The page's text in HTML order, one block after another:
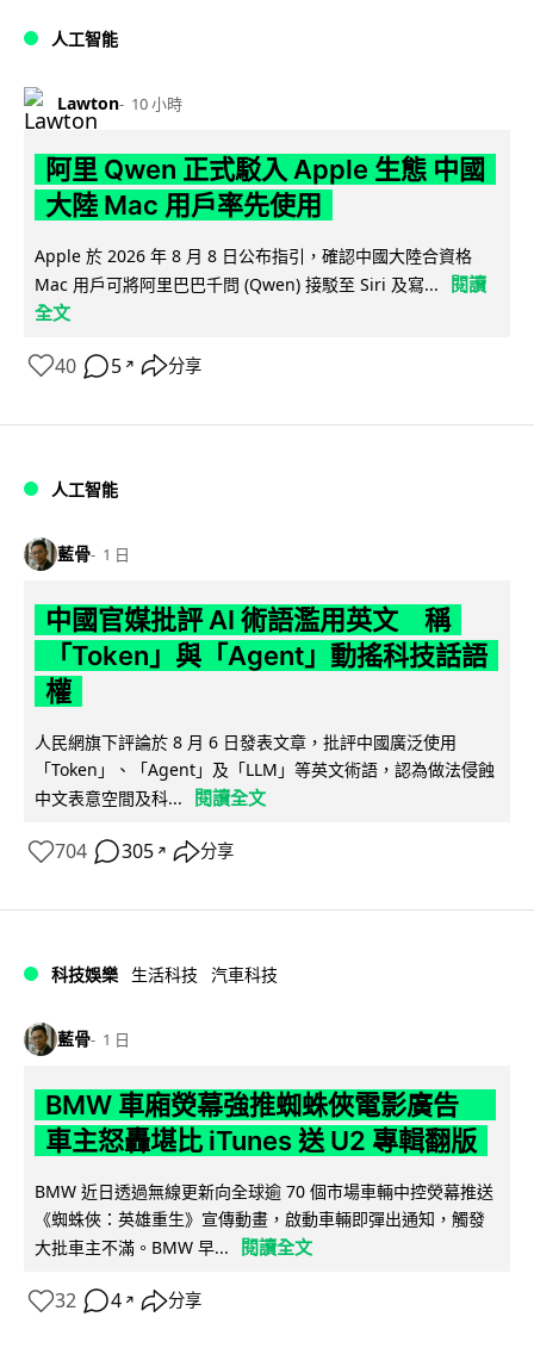
人工智能
Lawton 10 小時
阿里 Qwen 正式駁入 Apple 生態 中國
大陸 Mac 用戶率先使用
Apple 於 2026 年 8 月 8 日公布指引，確認中國大陸合資格
Mac 用戶可將阿里巴巴千問 (Qwen) 接駁至 Siri 及寫...
閱讀
全文
40 5 ↗ 分享
人工智能
藍骨 1 日
中國官媒批評 AI 術語濫用英文 稱
「Token」與「Agent」動搖科技話語
權
人民網旗下評論於 8 月 6 日發表文章，批評中國廣泛使用
「Token」、「Agent」及「LLM」等英文術語，認為做法侵蝕
中文表意空間及科...
閱讀全文
704 305 ↗ 分享
科技娛樂 生活科技 汽車科技
藍骨 1 日
BMW 車廂熒幕強推蜘蛛俠電影廣告
車主怒轟堪比 iTunes 送 U2 專輯翻版
BMW 近日透過無線更新向全球逾 70 個市場車輛中控熒幕推送
《蜘蛛俠：英雄重生》宣傳動畫，啟動車輛即彈出通知，觸發
大批車主不滿。BMW 早...
閱讀全文
32 4 ↗ 分享